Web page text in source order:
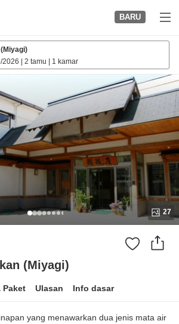
BARU
2026 2 tamu 1 kamar
27
(Miyagi)
Paket Ulasan Info dasar
yang menawarkan dua jenis mata air